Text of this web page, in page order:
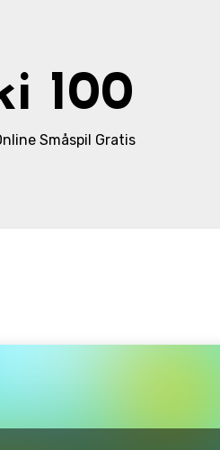
100
Småspil Gratis